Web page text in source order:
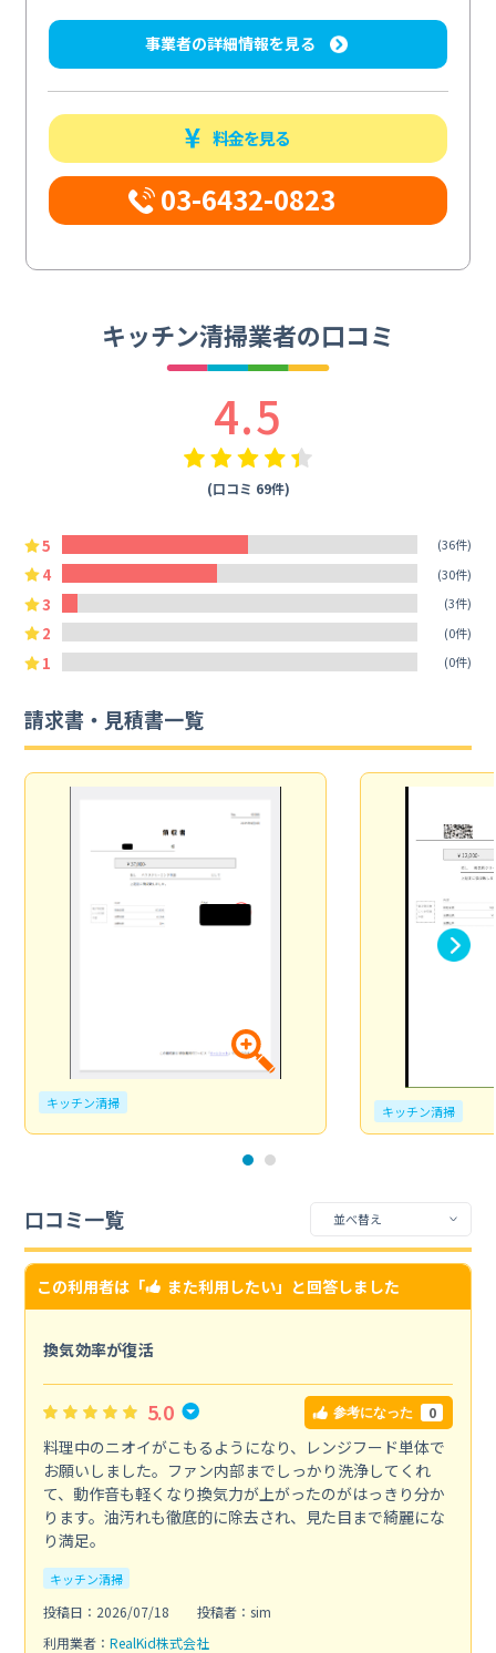
事業者の詳細情報を見る
料金を見る
03-6432-0823
キッチン清掃業者の口コミ
4.5
(口コミ 69件)
5 (36件)
4 (30件)
3 (3件)
2 (0件)
1 (0件)
請求書・見積書一覧
キッチン清掃 キッチン清掃
口コミ一覧
この利用者は「 また利用したい」と回答しました
換気効率が復活
5.0 参考になった 0
料理中のニオイがこもるようになり、レンジフード単体で
お願いしました。ファン内部までしっかり洗浄してくれ
て、動作音も軽くなり換気力が上がったのがはっきり分か
ります。油汚れも徹底的に除去され、見た目まで綺麗にな
り満足。
キッチン清掃
投稿日：2026/07/18
投稿者：sim
利用業者： RealKid株式会社